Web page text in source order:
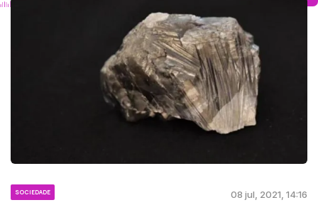
SOCIEDADE 08 jul, 2021, 14:16